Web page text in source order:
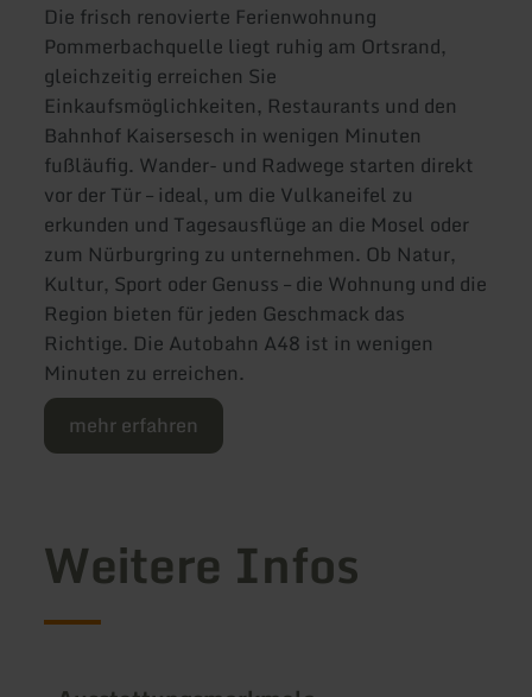
Die frisch renovierte Ferienwohnung
Pommerbachquelle liegt ruhig am Ortsrand,
gleichzeitig erreichen Sie
Einkaufsmöglichkeiten, Restaurants und den
Bahnhof Kaisersesch in wenigen Minuten
fußläufig. Wander- und Radwege starten direkt
vor der Tür – ideal, um die Vulkaneifel zu
erkunden und Tagesausflüge an die Mosel oder
zum Nürburgring zu unternehmen. Ob Natur,
Kultur, Sport oder Genuss – die Wohnung und die
Region bieten für jeden Geschmack das
Richtige. Die Autobahn A48 ist in wenigen
Minuten zu erreichen.
mehr erfahren
Weitere Infos